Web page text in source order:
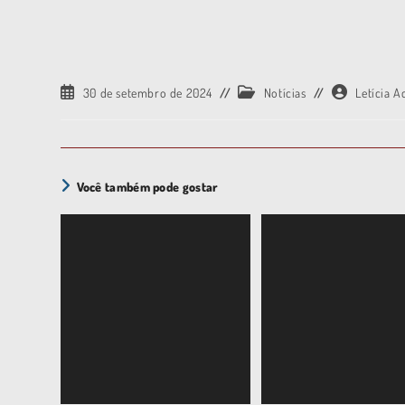
30 de setembro de 2024 Notícias Letícia
Você também pode gostar